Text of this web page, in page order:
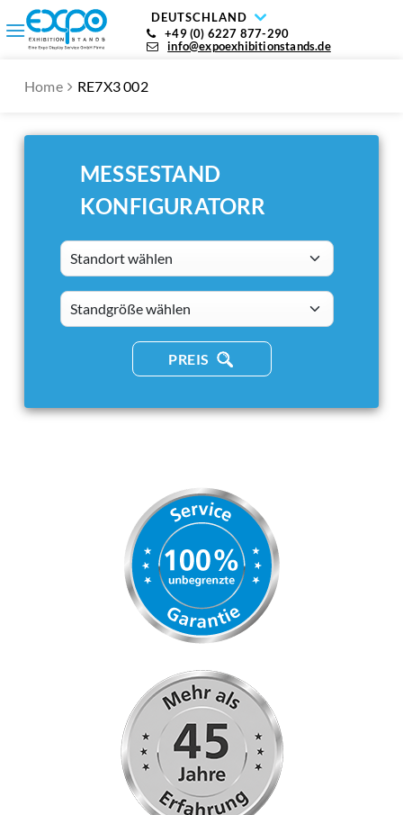
DEUTSCHLAND
+49 (0) 6227 877-290
info@expoexhibitionstands.de
Home RE7X3 002
MESSESTAND
KONFIGURATORR
Standort wählen
standsizes
PREIS